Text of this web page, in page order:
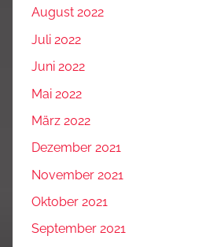
August 2022
Juli 2022
Juni 2022
Mai 2022
März 2022
Dezember 2021
November 2021
Oktober 2021
September 2021